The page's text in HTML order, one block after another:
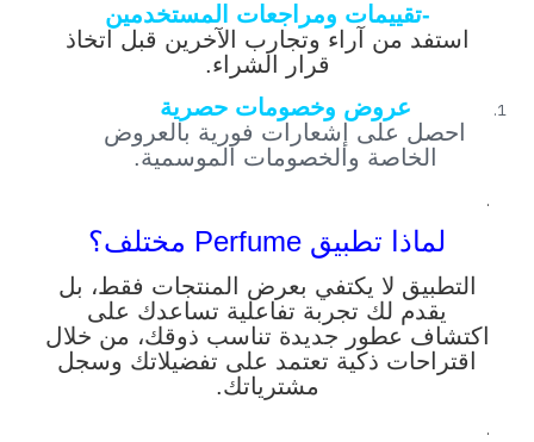
-تقييمات ومراجعات المستخدمين
استفد من آراء وتجارب الآخرين قبل اتخاذ
قرار الشراء.
عروض وخصومات حصرية
احصل على إشعارات فورية بالعروض
الخاصة والخصومات الموسمية.
.
لماذا تطبيق Perfume مختلف؟
التطبيق لا يكتفي بعرض المنتجات فقط، بل
يقدم لك تجربة تفاعلية تساعدك على
اكتشاف عطور جديدة تناسب ذوقك، من خلال
اقتراحات ذكية تعتمد على تفضيلاتك وسجل
مشترياتك.
.